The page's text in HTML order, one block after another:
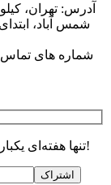
شمس آباد،
شماره های تماس: 56804626 ، 56804668 ، 56804630 ،
تنها هفته‌ای یکبار از سوپرایزها و اتفاقات هیجان انگیز باخبر شوید!
اشتراک